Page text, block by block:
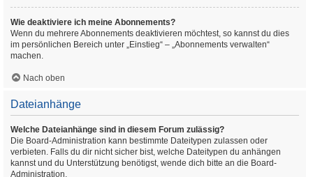
Wie deaktiviere ich meine Abonnements?
Wenn du mehrere Abonnements deaktivieren möchtest, so kannst du dies
im persönlichen Bereich unter „Einstieg“ – „Abonnements verwalten“
machen.
Nach oben
Dateianhänge
Welche Dateianhänge sind in diesem Forum zulässig?
Die Board-Administration kann bestimmte Dateitypen zulassen oder
verbieten. Falls du dir nicht sicher bist, welche Dateitypen du anhängen
kannst und du Unterstützung benötigst, wende dich bitte an die Board-
Administration.